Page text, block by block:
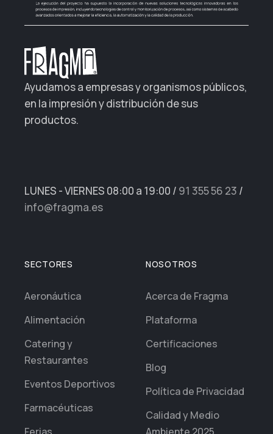
Ayudamos a empresas y organismos públicos,
en la impresión y distribución de sus
productos.
LUNES - VIERNES 08:00 a 19:00 / 91 355 56 23 /
info@fragma.es
SECTORES
Aeronáutica
Alimentación
Catering y
Restaurantes
Eventos Deportivos
Farmacéuticas
NOSOTROS
Acerca de Fragma
Plataforma
Certificaciones
Blog
Política de Privacidad
Calidad y Medio